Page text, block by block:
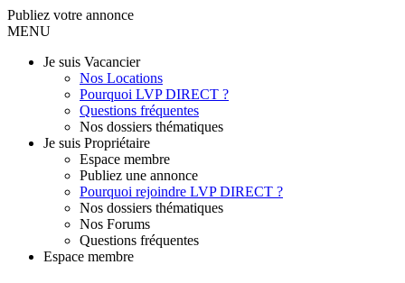
Publiez votre annonce
MENU
Je suis Vacancier
Nos Locations
Pourquoi LVP DIRECT ?
Questions fréquentes
Nos dossiers thématiques
Je suis Propriétaire
Espace membre
Publiez une annonce
Pourquoi rejoindre LVP DIRECT ?
Nos dossiers thématiques
Nos Forums
Questions fréquentes
Espace membre